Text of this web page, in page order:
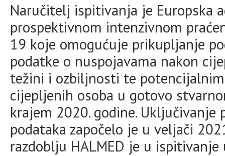
Naručitelj ispitivanja je Europska
prospektivnom intenzivnom
19 koje omogućuje prikupljanje
podatke o nuspojavama nakon
težini i ozbiljnosti te
cijepljenih osoba u gotovo
krajem 2020. godine.
podataka započelo je u veljači
razdoblju HALMED je u